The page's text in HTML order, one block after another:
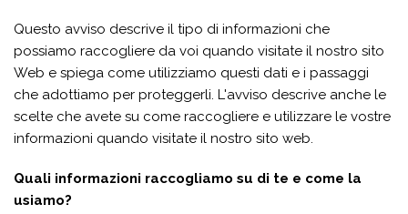
Questo avviso descrive il tipo di informazioni che
possiamo raccogliere da voi quando visitate il nostro sito
Web e spiega come utilizziamo questi dati e i passaggi
che adottiamo per proteggerli. L'avviso descrive anche le
scelte che avete su come raccogliere e utilizzare le vostre
informazioni quando visitate il nostro sito web.
Quali informazioni raccogliamo su di te e come la
usiamo?